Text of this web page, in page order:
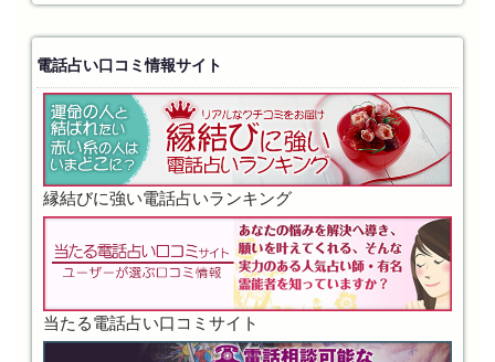
電話占い口コミ情報サイト
縁結びに強い電話占いランキング
当たる電話占い口コミサイト